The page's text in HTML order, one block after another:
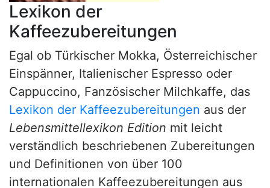
Lexikon der
Kaffeezubereitungen
Egal ob Türkischer Mokka, Österreichischer
Einspänner, Italienischer Espresso oder
Cappuccino, Fanzösischer Milchkaffe, das
Lexikon der Kaffeezubereitungen aus der
Lebensmittellexikon Edition mit leicht
verständlich beschriebenen Zubereitungen
und Definitionen von über 100
internationalen Kaffeezubereitungen aus